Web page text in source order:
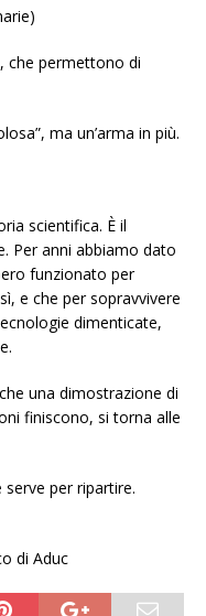
che permettono di
ma un’arma in più.
scientifica. È il
Per anni abbiamo dato
funzionato per
e che per sopravvivere
dimenticate,
una dimostrazione di
finiscono, si torna alle
per ripartire.
di Aduc